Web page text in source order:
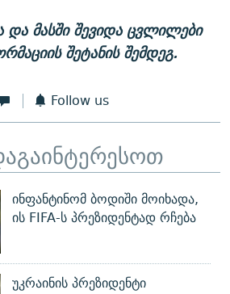
და მასში შევიდა ცვლილები
შეტანის შემდეგ.
Follow us
ინფანტინომ ბოდიში მოიხადა,
ის FIFA-ს პრეზიდენტად რჩება
უკრაინის პრეზიდენტი